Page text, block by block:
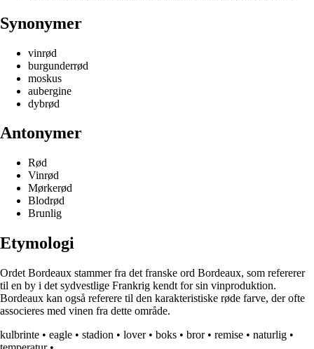
Synonymer
vinrød
burgunderrød
moskus
aubergine
dybrød
Antonymer
Rød
Vinrød
Mørkerød
Blodrød
Brunlig
Etymologi
Ordet Bordeaux stammer fra det franske ord Bordeaux, som refererer
til en by i det sydvestlige Frankrig kendt for sin vinproduktion.
Bordeaux kan også referere til den karakteristiske røde farve, der ofte
associeres med vinen fra dette område.
kulbrinte • eagle • stadion • lover• boks • bror• remise • naturlig •